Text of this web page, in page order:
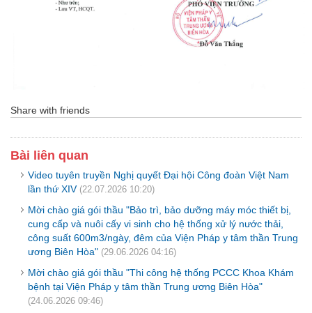
Share with friends
Bài liên quan
Video tuyên truyền Nghị quyết Đại hội Công đoàn Việt Nam
lần thứ XIV (22.07.2026 10:20)
Mời chào giá gói thầu "Bảo trì, bảo dưỡng máy móc thiết bị,
cung cấp và nuôi cấy vi sinh cho hệ thống xử lý nước thải,
công suất 600m3/ngày, đêm của Viện Pháp y tâm thần Trung
ương Biên Hòa" (29.06.2026 04:16)
Mời chào giá gói thầu "Thi công hệ thống PCCC Khoa Khám
bệnh tại Viện Pháp y tâm thần Trung ương Biên Hòa"
(24.06.2026 09:46)